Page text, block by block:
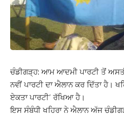
ਚੰਡੀਗੜ੍ਹ: ਆਮ ਆਦਮੀ ਪਾਰਟੀ ਤੋਂ
ਨਵੀਂ ਪਾਰਟੀ ਦਾ ਐਲਾਨ ਕਰ ਦਿੱਤਾ ਹੈ।
ਏਕਤਾ ਪਾਰਟੀ’ ਰੱਖਿਆ ਹੈ।
ਇਸ ਸੰਬੰਧੀ ਖਹਿਰਾ ਨੇ ਐਲਾਨ ਅੱਜ